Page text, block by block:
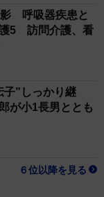
呼吸器疾患と
護5 訪問介護、看
子”しっかり継
が小1長男ととも
６位以降を見る